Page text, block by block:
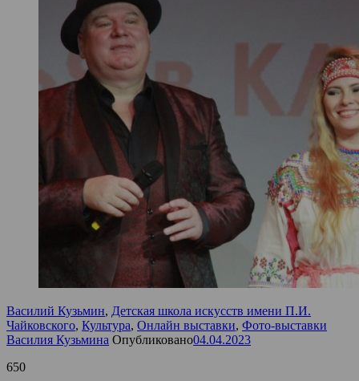
Василий Кузьмин, Детская школа искусств имени П.И.
Чайковского, Культура, Онлайн выставки, Фото-выставки
Василия Кузьмина Опубликовано04.04.2023
650